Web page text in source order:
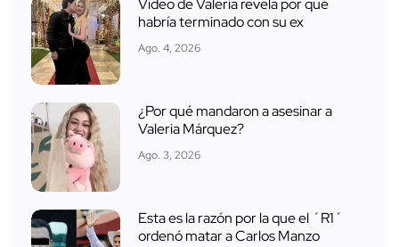
Video de Valeria revela por qué
habría terminado con su ex
Ago. 4, 2026
¿Por qué mandaron a asesinar a
Valeria Márquez?
Ago. 3, 2026
Esta es la razón por la que el ´R1´
ordenó matar a Carlos Manzo